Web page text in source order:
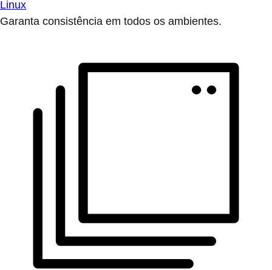
Linux
Garanta consistência em todos os ambientes.